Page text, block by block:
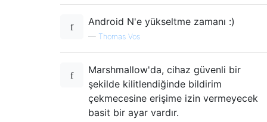
Android N'e yükseltme zamanı :)
— Thomas Vos
Marshmallow'da, cihaz güvenli bir
şekilde kilitlendiğinde bildirim
çekmecesine erişime izin vermeyecek
basit bir ayar vardır.